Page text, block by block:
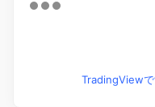
TradingView